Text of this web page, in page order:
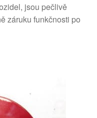
jsou pečlivě
záruku funkčnosti po